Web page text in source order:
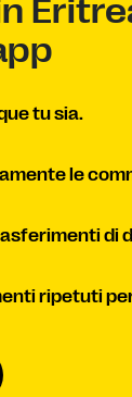
tu sia.
le
di
ripetuti